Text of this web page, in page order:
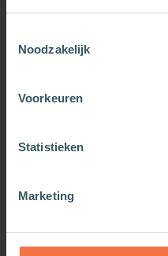
Noodzakelijk
Voorkeuren
Statistieken
Marketing
OOK INTERESSANT